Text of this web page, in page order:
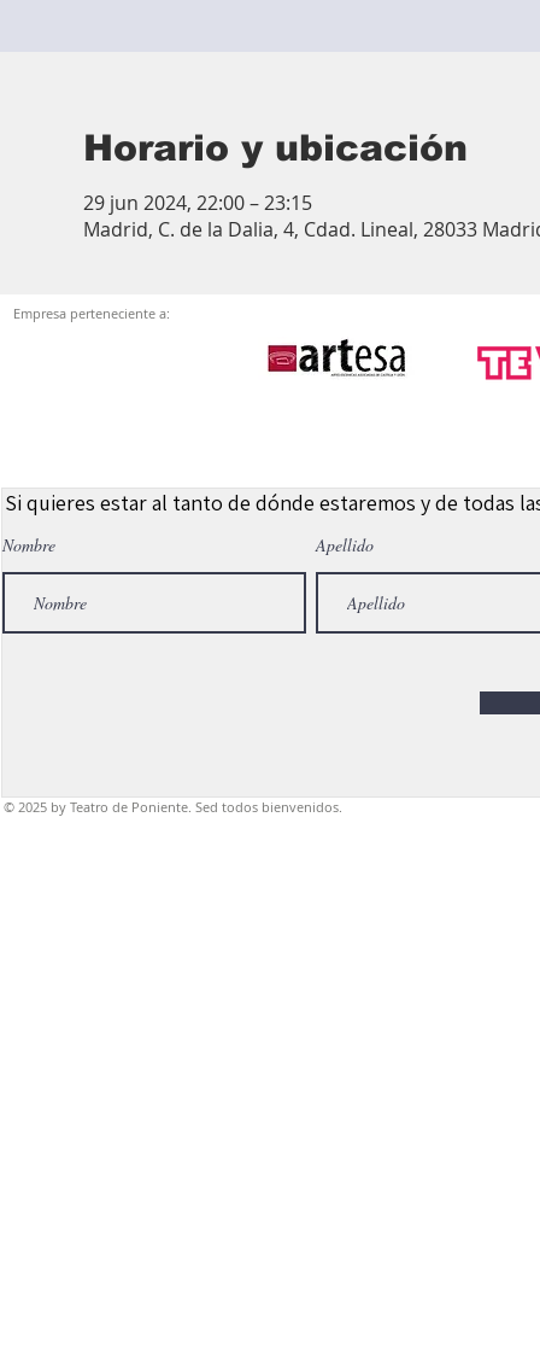
Horario y ubicación
29 jun 2024, 22:00 – 23:15
Madrid, C. de la Dalia, 4, Cdad. Lineal, 28033
Empresa perteneciente a:
Si quieres estar al tanto de dónde estaremos y de todas
Nombre Apellido
© 2025 by Teatro de Poniente. Sed todos bienvenidos.